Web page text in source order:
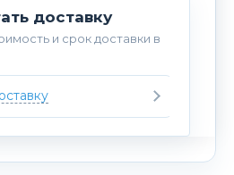
доставку
и срок доставки в